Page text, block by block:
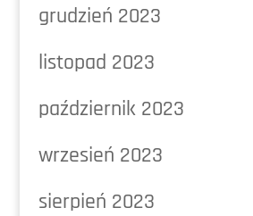
grudzień 2023
listopad 2023
październik 2023
wrzesień 2023
sierpień 2023